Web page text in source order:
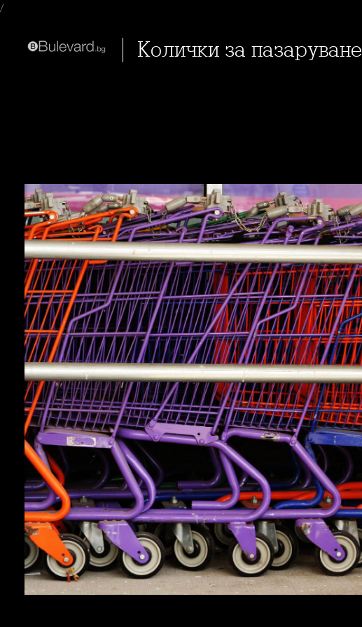
/
Колички за пазаруване